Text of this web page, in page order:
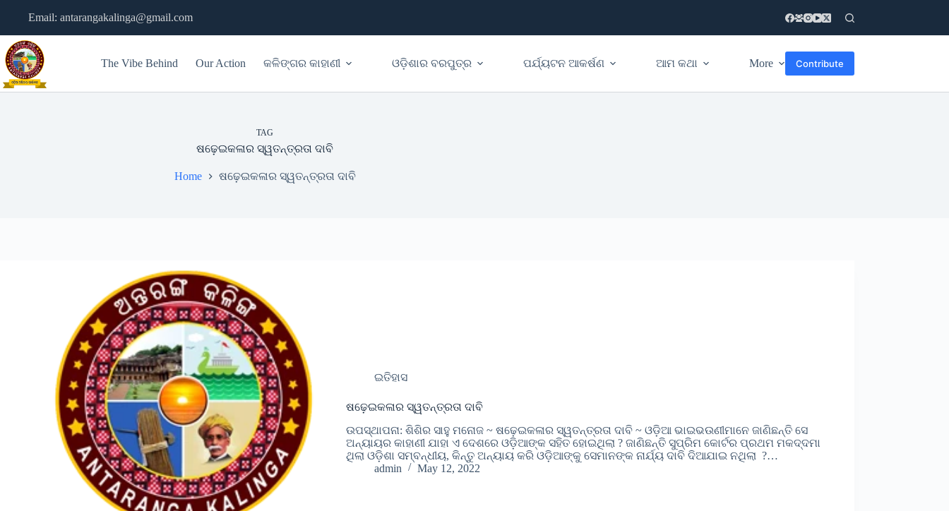
Email: antarangakalinga@gmail.com
The Vibe Behind Our Action କଳିଙ୍ଗର କାହାଣୀ ଓଡ଼ିଶାର ବରପୁତ୍ର ପର୍ଯ୍ୟଟନ ଆକର୍ଷଣ ଆମ କଥା More Contribute
TAG
ଷଢ଼େଇକଳାର ସ୍ୱତନ୍ତ୍ରତା ଦାବି
Home ଷଢ଼େଇକଳାର ସ୍ୱତନ୍ତ୍ରତା ଦାବି
ଇତିହାସ
ଷଢ଼େଇକଳାର ସ୍ୱତନ୍ତ୍ରତା ଦାବି
ଉପସ୍ଥାପନା: ଶିଶିର ସାହୁ ମନୋଜ ~ ଷଢ଼େଇକଳାର ସ୍ୱତନ୍ତ୍ରତା ଦାବି ~ ଓଡ଼ିଆ ଭାଇଭଉଣୀମାନେ ଜାଣିଛନ୍ତି ସେ
ଅନ୍ୟାୟର କାହାଣୀ ଯାହା ଏ ଦେଶରେ ଓଡ଼ିଆଙ୍କ ସହିତ ହୋଇଥିଲା ? ଜାଣିଛନ୍ତି ସୁପ୍ରିମ କୋର୍ଟର ପ୍ରଥମ ମକଦ୍ଦମା
ଥିଲା ଓଡ଼ିଶା ସମ୍ବନ୍ଧୀୟ, କିନ୍ତୁ ଅନ୍ୟାୟ କରି ଓଡ଼ିଆଙ୍କୁ ସେମାନଙ୍କ ନାର୍ଯ୍ୟ ଦାବି ଦିଆଯାଇ ନଥିଲା ?…
admin
May 12, 2022